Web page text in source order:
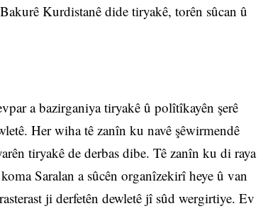
Kurdistanê dide tiryakê, torên sûcan û
a bazirganiya tiryakê û polîtîkayên şerê
Her wiha tê zanîn ku navê şêwirmendê
tiryakê de derbas dibe. Tê zanîn ku di raya
Saralan a sûcên organîzekirî heye û van
ji derfetên dewletê jî sûd wergirtiye. Ev